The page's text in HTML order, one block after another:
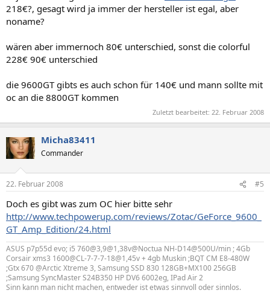
218€?, gesagt wird ja immer der hersteller ist egal, aber
noname?
wären aber immernoch 80€ unterschied, sonst die colorful
228€ 90€ unterschied
die 9600GT gibts es auch schon für 140€ und mann sollte mit
oc an die 8800GT kommen
Zuletzt bearbeitet: 22. Februar 2008
Micha83411
Commander
22. Februar 2008 #5
Doch es gibt was zum OC hier bitte sehr
http://www.techpowerup.com/reviews/Zotac/GeForce_9600_
GT_Amp_Edition/24.html
ASUS p7p55d evo; i5 760@3,9@1,38v@Noctua NH-D14@500U/min ; 4Gb
Corsair xms3 1600@CL-7-7-7-18@1,45v + 4gb Muskin ;BQT CM E8-480W
;Gtx 670 @Arctic Xtreme 3, Samsung SSD 830 128GB+MX100 256GB
;Samsung SyncMaster S24B350 HP DV6 6002eg, IPad Air 2
Sinn kann man nicht machen, entweder ist etwas sinnvoll oder sinnlos.